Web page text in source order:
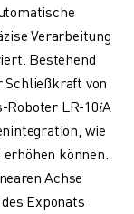
Verarbeitung
Bestehend
Schließkraft von
LR-10𝑖A
wie
können.
Achse
Exponats